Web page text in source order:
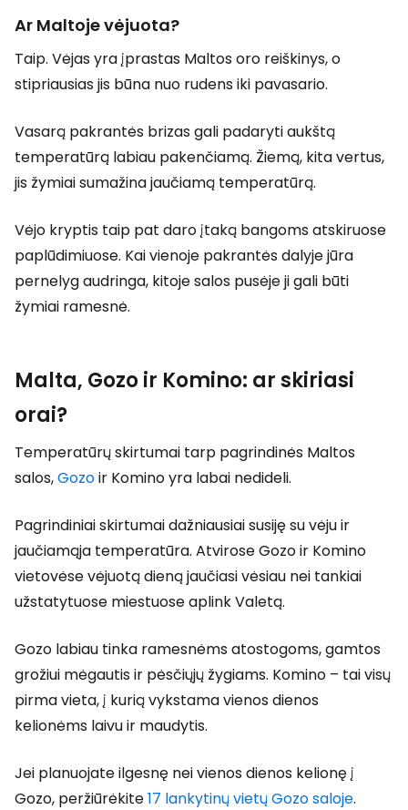
Ar Maltoje vėjuota?
Taip. Vėjas yra įprastas Maltos oro reiškinys, o
stipriausias jis būna nuo rudens iki pavasario.
Vasarą pakrantės brizas gali padaryti aukštą
temperatūrą labiau pakenčiamą. Žiemą, kita vertus,
jis žymiai sumažina jaučiamą temperatūrą.
Vėjo kryptis taip pat daro įtaką bangoms atskiruose
paplūdimiuose. Kai vienoje pakrantės dalyje jūra
pernelyg audringa, kitoje salos pusėje ji gali būti
žymiai ramesnė.
Malta, Gozo ir Komino: ar skiriasi
orai?
Temperatūrų skirtumai tarp pagrindinės Maltos
salos,Gozoir Komino yra labai nedideli.
Pagrindiniai skirtumai dažniausiai susiję su vėju ir
jaučiamąja temperatūra. Atvirose Gozo ir Komino
vietovėse vėjuotą dieną jaučiasi vėsiau nei tankiai
užstatytuose miestuose aplink Valetą.
Gozo labiau tinka ramesnėms atostogoms, gamtos
grožiui mėgautis ir pėsčiųjų žygiams. Komino – tai visų
pirma vieta, į kurią vykstama vienos dienos
kelionėms laivu ir maudytis.
Jei planuojate ilgesnę nei vienos dienos kelionę į
Gozo, peržiūrėkite17 lankytinų vietų Gozo saloje.